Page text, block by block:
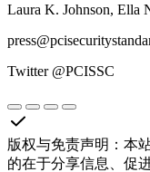
Laura K. Johnson, Ella
Twitter @PCISSC
版权与免责声明 ： 本
的在于分享信息、促